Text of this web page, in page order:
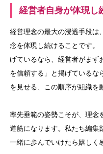
経営者自身が体現し
経営理念の最大の浸透手段は
念を体現し続けることです。
げているなら、経営者がまず
を信頼する」と掲げているな
を見せる、この順序が組織を
率先垂範の姿勢こそが、理念
道筋になります。私たち編集
一緒に歩んでいけたら嬉しく